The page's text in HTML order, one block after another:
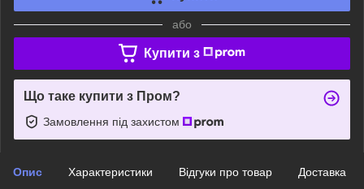
або
Купити з
Що таке купити з Пром?
Замовлення під захистом
Опис Характеристики Відгуки про товар Доставка